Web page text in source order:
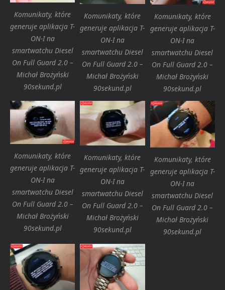
Komunikaty, które
generuje aplikacja T-
ON-I na
smartwatchu Diesel
On Full Guard 2.0 –
Michał Brożyński
90sekund.pl
Komunikaty, które
generuje aplikacja T-
ON-I na
smartwatchu Diesel
On Full Guard 2.0 –
Michał Brożyński
90sekund.pl
Komunikaty, które
generuje aplikacja T-
ON-I na
smartwatchu Diesel
On Full Guard 2.0 –
Michał Brożyński
90sekund.pl
Komunikaty, które
generuje aplikacja T-
ON-I na
smartwatchu Diesel
On Full Guard 2.0 –
Michał Brożyński
90sekund.pl
Komunikaty, które
generuje aplikacja T-
ON-I na
smartwatchu Diesel
On Full Guard 2.0 –
Michał Brożyński
90sekund.pl
Komunikaty, które
generuje aplikacja T-
ON-I na
smartwatchu Diesel
On Full Guard 2.0 –
Michał Brożyński
90sekund.pl